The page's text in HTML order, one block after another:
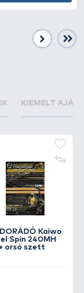
Következő
KIEMELT
Kaiwo
Spin 240MH
orsó szett